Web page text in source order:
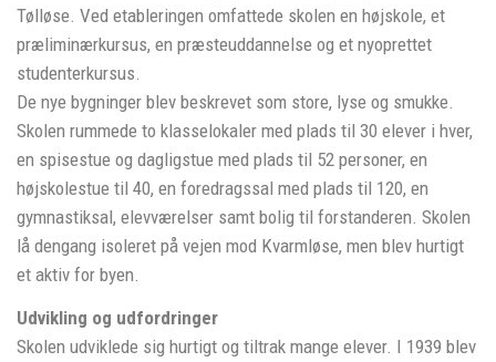
Tølløse. Ved etableringen omfattede skolen en højskole, et
præliminærkursus, en præsteuddannelse og et nyoprettet
studenterkursus.
De nye bygninger blev beskrevet som store, lyse og smukke.
Skolen rummede to klasselokaler med plads til 30 elever i hver,
en spisestue og dagligstue med plads til 52 personer, en
højskolestue til 40, en foredragssal med plads til 120, en
gymnastiksal, elevværelser samt bolig til forstanderen. Skolen
lå dengang isoleret på vejen mod Kvarmløse, men blev hurtigt
et aktiv for byen.
Udvikling og udfordringer
Skolen udviklede sig hurtigt og tiltrak mange elever. I 1939 blev